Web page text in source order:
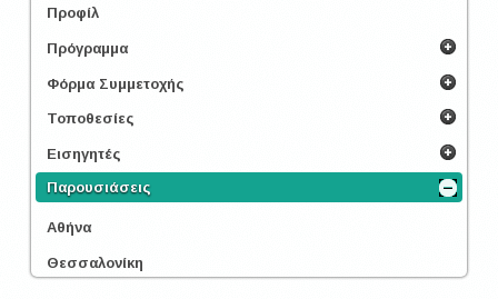
Προφίλ
Πρόγραμμα
Φόρμα Συμμετοχής
Τοποθεσίες
Εισηγητές
Παρουσιάσεις
Αθήνα
Θεσσαλονίκη